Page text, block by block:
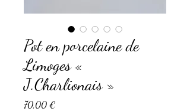
Pot en porcelaine de
Limoges «
J.Charlionais »
70,00 €